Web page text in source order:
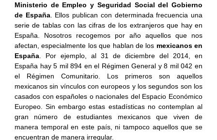
Ministerio de Empleo y Seguridad Social del Gobierno
de España. Ellos publican con determinada frecuencia una
serie de tablas con las cifras de los extranjeros que hay en
España. Nosotros recogemos por año aquellos que nos
afectan, especialmente los que hablan de los mexicanos en
España . Por ejemplo, al 31 de diciembre del 2014, en
España hay 5 mil 894 en el Régimen General y 8 mil 042 en
el Régimen Comunitario. Los primeros son aquellos
mexicanos sin vínculos con europeos y los segundos son los
casados con españoles o nacionales del Espacio Económico
Europeo. Sin embargo estas estadísticas no contemplan al
gran número de estudiantes mexicanos que viven de
manera temporal en este país, ni tampoco aquellos que se
encuentran de manera irregular.